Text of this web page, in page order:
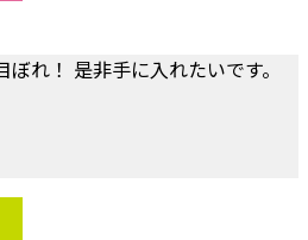
れ！ 是非手に入れたいです。